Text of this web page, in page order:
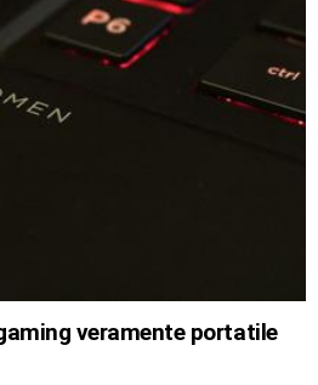
veramente portatile